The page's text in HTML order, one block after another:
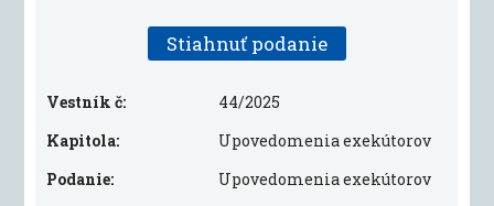
Stiahnuť podanie
Vestník č:
44/2025
Kapitola:
Upovedomenia exekútorov
Podanie:
Upovedomenia exekútorov